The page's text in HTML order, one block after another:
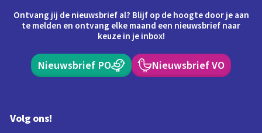
Ontvang jij de nieuwsbrief al? Blijf op de hoogte door je aan
te melden en ontvang elke maand een nieuwsbrief naar
keuze in je inbox!
Nieuwsbrief PO Nieuwsbrief VO
Volg ons!